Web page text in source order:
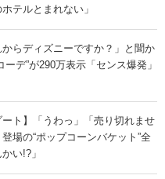
テルとまれない」
らディズニーですか？」と聞か
デ”が290万表示「センス爆発」
ート】「うわっ」「売り切れませ
場の“ポップコーンバケット”全
い!?」